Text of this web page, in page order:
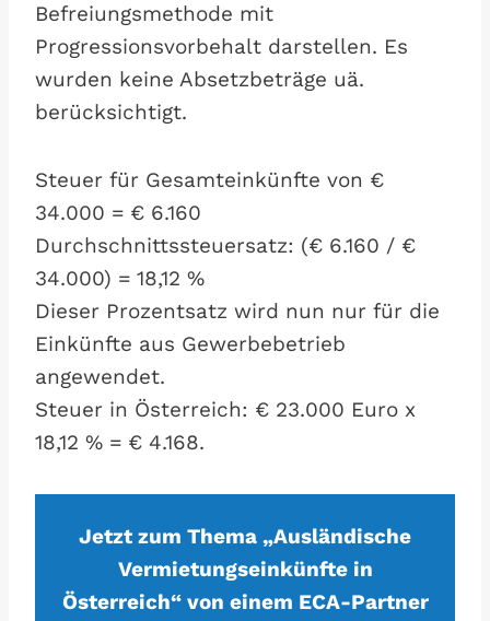
Befreiungsmethode mit
Progressionsvorbehalt darstellen. Es
wurden keine Absetzbeträge uä.
berücksichtigt.
Steuer für Gesamteinkünfte von €
34.000 = € 6.160
Durchschnittssteuersatz: (€ 6.160 / €
34.000) = 18,12 %
Dieser Prozentsatz wird nun nur für die
Einkünfte aus Gewerbebetrieb
angewendet.
Steuer in Österreich: € 23.000 Euro x
18,12 % = € 4.168.
Jetzt zum Thema „Ausländische
Vermietungseinkünfte in
Österreich“ von einem ECA-Partner